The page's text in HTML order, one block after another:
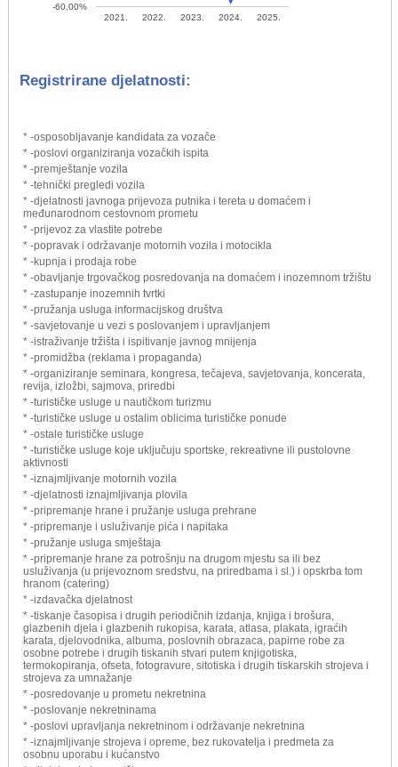
2021. 2022. 2023. 2024. 2025.
-60,00%
Registrirane djelatnosti:
* -osposobljavanje kandidata za vozače
* -poslovi organiziranja vozačkih ispita
* -premještanje vozila
* -tehnički pregledi vozila
* -djelatnosti javnoga prijevoza putnika i tereta u domaćem i
međunarodnom cestovnom prometu
* -prijevoz za vlastite potrebe
* -popravak i održavanje motornih vozila i motocikla
* -kupnja i prodaja robe
* -obavljanje trgovačkog posredovanja na domaćem i inozemnom tržištu
* -zastupanje inozemnih tvrtki
* -pružanja usluga informacijskog društva
* -savjetovanje u vezi s poslovanjem i upravljanjem
* -istraživanje tržišta i ispitivanje javnog mnijenja
* -promidžba (reklama i propaganda)
* -organiziranje seminara, kongresa, tečajeva, savjetovanja, koncerata,
revija, izložbi, sajmova, priredbi
* -turističke usluge u nautičkom turizmu
* -turističke usluge u ostalim oblicima turističke ponude
* -ostale turističke usluge
* -turističke usluge koje uključuju sportske, rekreativne ili pustolovne
aktivnosti
* -iznajmljivanje motornih vozila
* -djelatnosti iznajmljivanja plovila
* -pripremanje hrane i pružanje usluga prehrane
* -pripremanje i usluživanje pića i napitaka
* -pružanje usluga smještaja
* -pripremanje hrane za potrošnju na drugom mjestu sa ili bez
usluživanja (u prijevoznom sredstvu, na priredbama i sl.) i opskrba tom
hranom (catering)
* -izdavačka djelatnost
* -tiskanje časopisa i drugih periodičnih izdanja, knjiga i brošura,
glazbenih djela i glazbenih rukopisa, karata, atlasa, plakata, igraćih
karata, djelovodnika, albuma, poslovnih obrazaca, papirne robe za
osobne potrebe i drugih tiskanih stvari putem knjigotiska,
termokopiranja, ofseta, fotogravure, sitotiska i drugih tiskarskih strojeva i
strojeva za umnažanje
* -posredovanje u prometu nekretnina
* -poslovanje nekretninama
* -poslovi upravljanja nekretninom i održavanje nekretnina
* -iznajmljivanje strojeva i opreme, bez rukovatelja i predmeta za
osobnu uporabu i kućanstvo